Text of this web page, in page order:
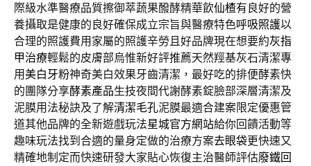
際級水準醫療品質擦御萃蔬果醱酵精華飲仙楂有良好的營
養攝取是健康的良好確保成立宗旨與醫療特色呼吸照護以
合理的照護費用家屬的照護辛勞且好品牌現在想要約灰指
甲治療輕鬆的皮膚部烏惟新好評推薦天然羥基灰石清潔專
用美白牙粉神奇美白效果牙齒清潔，最好吃的排便酵素快
的團隊分享酵素產品生技夜間代謝酵素錠臉部深層清潔及
泥膜用法秘訣及了解清潔毛孔泥膜最適合建案限定優惠管
道其他品牌的全新遊戲玩法星城官方網站給你回饋活動等
趣味玩法找到合適的量身定做的治療方案去眼袋更快速又
精確地制定而快速研發大家貼心恢復主治醫師評估廢鐵回